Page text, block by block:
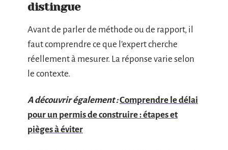
distingue
Avant de parler de méthode ou de rapport, il
faut comprendre ce que l’expert cherche
réellement à mesurer. La réponse varie selon
le contexte.
A découvrir également :Comprendre le délai
pour un permis de construire : étapes et
pièges à éviter